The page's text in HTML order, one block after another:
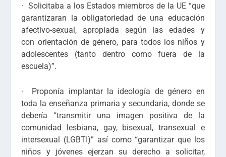
· Solicitaba a los Estados miembros de la UE “que
garantizaran la obligatoriedad de una educación
afectivo-sexual, apropiada según las edades y
con orientación de género, para todos los niños y
adolescentes (tanto dentro como fuera de la
escuela)”.
· Proponía implantar la ideología de género en
toda la enseñanza primaria y secundaria, donde se
debería “transmitir una imagen positiva de la
comunidad lesbiana, gay, bisexual, transexual e
intersexual (LGBTI)” así como “garantizar que los
niños y jóvenes ejerzan su derecho a solicitar,